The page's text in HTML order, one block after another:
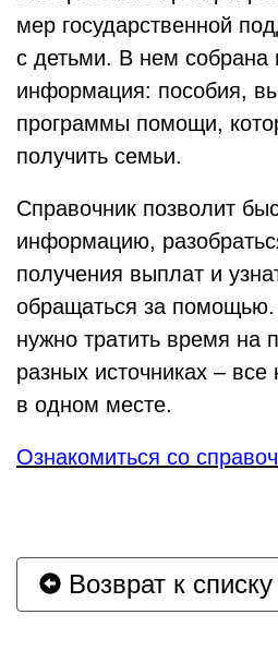
мер государственной
с детьми. В нем собрана
информация: пособия,
программы помощи,
получить семьи.
Справочник позволит
информацию,
получения выплат и
обращаться за
нужно тратить время на
разных источниках –
в одном месте.
Ознакомиться со
Возврат к списку